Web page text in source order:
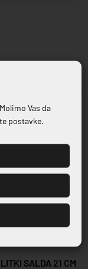
SALDA 21 CM
Vas da
postavke.